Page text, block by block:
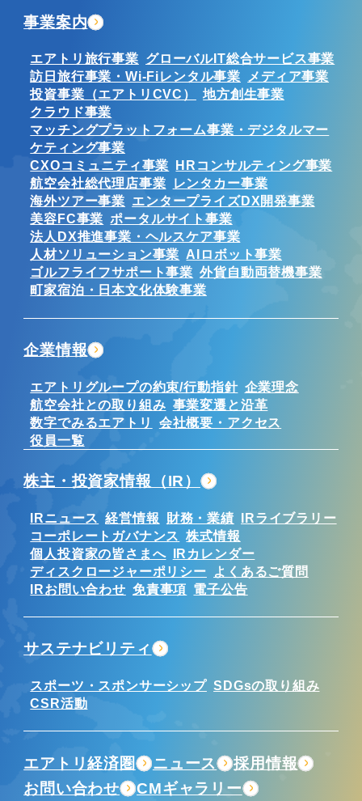
事業案内
エアトリ旅行事業 グローバルIT総合サービス事業
訪日旅行事業・Wi-Fiレンタル事業
メディア事業
投資事業（エアトリCVC）
地方創生事業
クラウド事業
マッチングプラットフォーム事業・デジタルマー
ケティング事業
CXOコミュニティ事業
HRコンサルティング事業
航空会社総代理店事業
レンタカー事業
海外ツアー事業 エンタープライズDX開発事業
美容FC事業 ポータルサイト事業
法人DX推進事業・ヘルスケア事業
人材ソリューション事業 AIロボット事業
ゴルフライフサポート事業 外貨自動両替機事業
町家宿泊・日本文化体験事業
企業情報
エアトリグループの約束/行動指針 企業理念
航空会社との取り組み 事業変遷と沿革
数字でみるエアトリ
会社概要・アクセス
役員一覧
株主・投資家情報（IR）
IRニュース 経営情報 財務・業績 IRライブラリー
コーポレートガバナンス 株式情報
個人投資家の皆さまへ IRカレンダー
ディスクロージャーポリシー
よくあるご質問
IRお問い合わせ 免責事項 電子公告
サステナビリティ
スポーツ・スポンサーシップ SDGsの取り組み
CSR活動
エアトリ経済圏 ニュース
採用情報
お問い合わせ
CMギャラリー